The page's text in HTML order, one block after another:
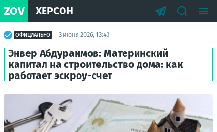
ZOV ХЕРСОН
ОФИЦИАЛЬНО 3 июня 2026, 13:43
Энвер Абдураимов: Материнский
капитал на строительство дома: как
работает эскроу-счет